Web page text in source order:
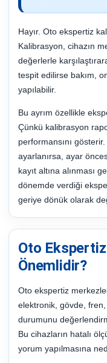
Hayır. Oto ekspertiz
Kalibrasyon, cihazın
değerlerle
tespit edilirse bakım,
yapılabilir.
Bu ayrım özellikle
Çünkü kalibrasyon
performansını
ayarlanırsa, ayar
kayıt altına alınması
dönemde verdiği
geriye dönük olarak
Oto
Önemlidir?
Oto ekspertiz
elektronik, gövde,
durumunu
Bu cihazların hatalı
yorum yapılmasına